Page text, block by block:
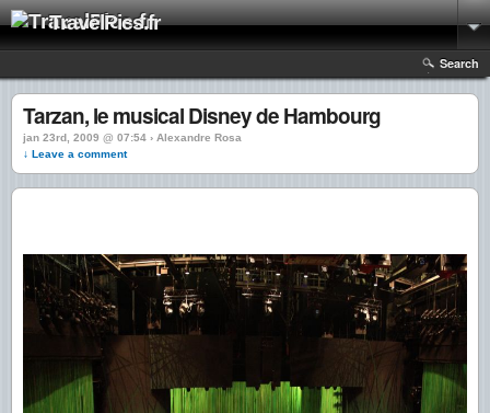
TravelPics.fr
Search
Tarzan, le musical Disney de Hambourg
jan 23rd, 2009 @ 07:54 › Alexandre Rosa
↓ Leave a comment